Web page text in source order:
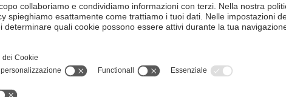
il componente corrisponde effettivamente all'ordine, mentre
del contorno indipendentemente dall'orientamento risolve